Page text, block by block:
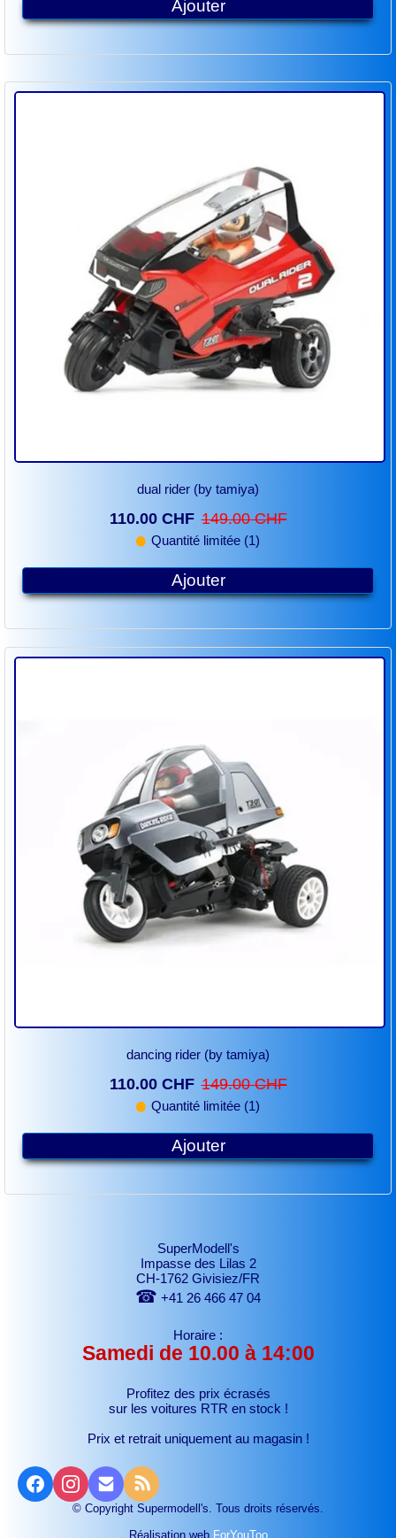
Ajouter
dual rider (by tamiya)
110.00 CHF 149.00 CHF
Quantité limitée (1)
Ajouter
dancing rider (by tamiya)
110.00 CHF 149.00 CHF
Quantité limitée (1)
Ajouter
SuperModell's
Impasse des Lilas 2
CH-1762 Givisiez/FR
☎ +41 26 466 47 04
Horaire :
Samedi de 10.00 à 14:00
Profitez des prix écrasés
sur les voitures RTR en stock !
Prix et retrait uniquement au magasin !
© Copyright Supermodell's. Tous droits réservés.
Réalisation web ForYouToo